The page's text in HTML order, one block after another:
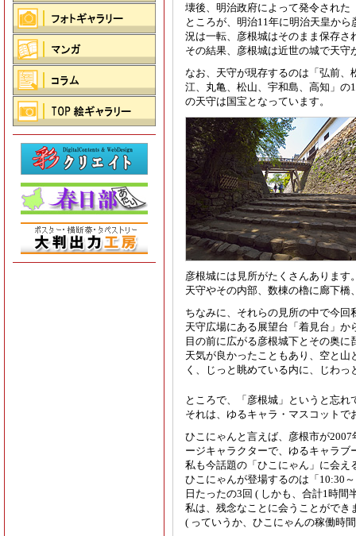
壊後、明治政府によって発令され
ところが、明治11年に明治天皇か
況は一転、彦根城はそのまま保存さ
その結果、彦根城は近世の城で天
なお、天守が現存するのは「弘前
江、丸亀、松山、宇和島、高知」の
の天守は国宝となっています。
彦根城には見所がたくさんあります
天守やその内部、数棟の櫓に廊下
ちなみに、それらの見所の中で今
天守広場にある展望台「着見台」
目の前に広がる彦根城下とその奥
天気が良かったこともあり、空と
く、じっと眺めている内に、じわ
ところで、「彦根城」というと忘
それは、ゆるキャラ・マスコット
ひこにゃんと言えば、彦根市が
ージキャラクターで、ゆるキャラ
私も今話題の「ひこにゃん」に会
ひこにゃんが登場するのは「10:30
日たったの3回 ( しかも、合計1時
私は、残念なことに会うことができ
( っていうか、ひこにゃんの稼働時